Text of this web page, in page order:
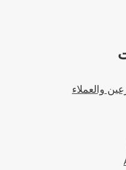
والعملاء